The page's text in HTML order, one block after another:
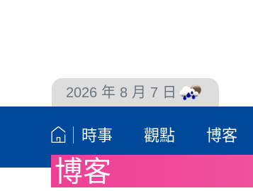
2026 年 8 月 7 日
時事 觀點 博客
博客